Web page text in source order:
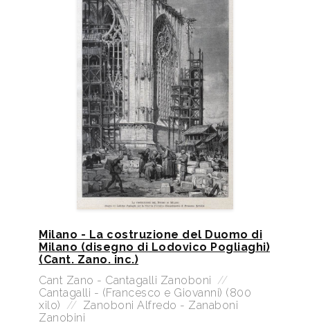
Milano - La costruzione del Duomo di
Milano (disegno di Lodovico Pogliaghi)
(Cant. Zano. inc.)
Cant Zano - Cantagalli Zanoboni //
Cantagalli - (Francesco e Giovanni) (800
xilo) // Zanoboni Alfredo - Zanaboni
Zanobini